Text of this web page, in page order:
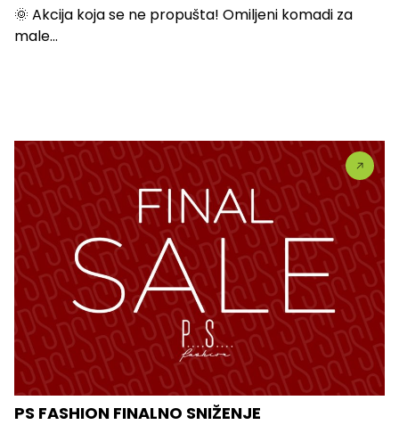
🌞 Akcija koja se ne propušta! Omiljeni komadi za
male...
PS FASHION FINALNO SNIŽENJE